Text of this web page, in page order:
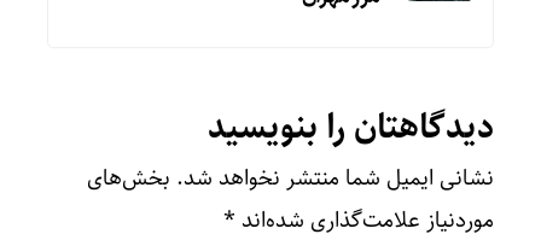
دیدگاهتان را بنویسید
نشانی ایمیل شما منتشر نخواهد شد. بخش‌های
موردنیاز علامت‌گذاری شده‌اند *